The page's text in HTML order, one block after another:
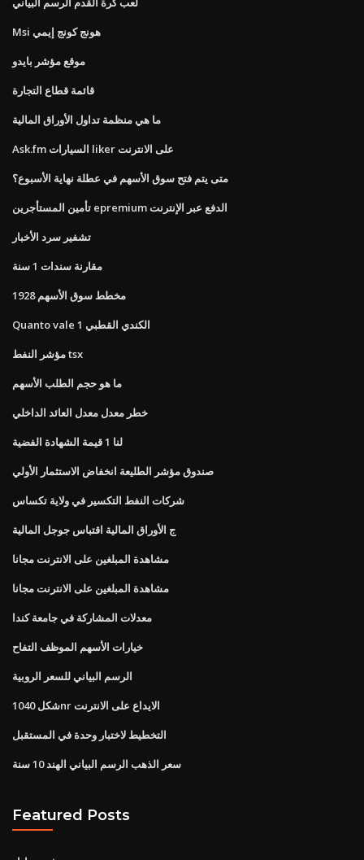
Msi هونج كونج إيمي
موقع مؤشر بايدو
قائمة قطاع التجارة
ما هي منظمة تداول الأوراق المالية
Ask.fm السيارات liker على الانترنت
متى يتم فتح سوق الأسهم في عطلة نهاية الأسبوع؟
تأمين المستأجرين epremium الدفع عبر الإنترنت
تشفير سرد الأخبار
مقارنة سندات 1 سنة
1928 مخطط سوق الأسهم
Quanto vale 1 الكندي القطبي
مؤشر النفط tsx
ما هو حجم الطلب الأسهم
خطر معدل معدل العائد الداخلي
لنا 1 قيمة الشهادة الفضية
صندوق مؤشر الطليعة انخفاض الاستثمار الأولي
شركات النفط التكسير في ولاية تكساس
ج الأوراق المالية اقتباس جوجل المالية
مشاهدة المبلغين على الانترنت مجانا
مشاهدة المبلغين على الانترنت مجانا
معدلات المشاركة في جامعة كندا
خيارات الأسهم الموظف التفاح
الرسم البياني للسعر الروبية
شكل 1040nr الايداع على الانترنت
التخطيط لاختبار وحدة في المستقبل
سعر الذهب الرسم البياني الهند 10 سنة
Featured Posts